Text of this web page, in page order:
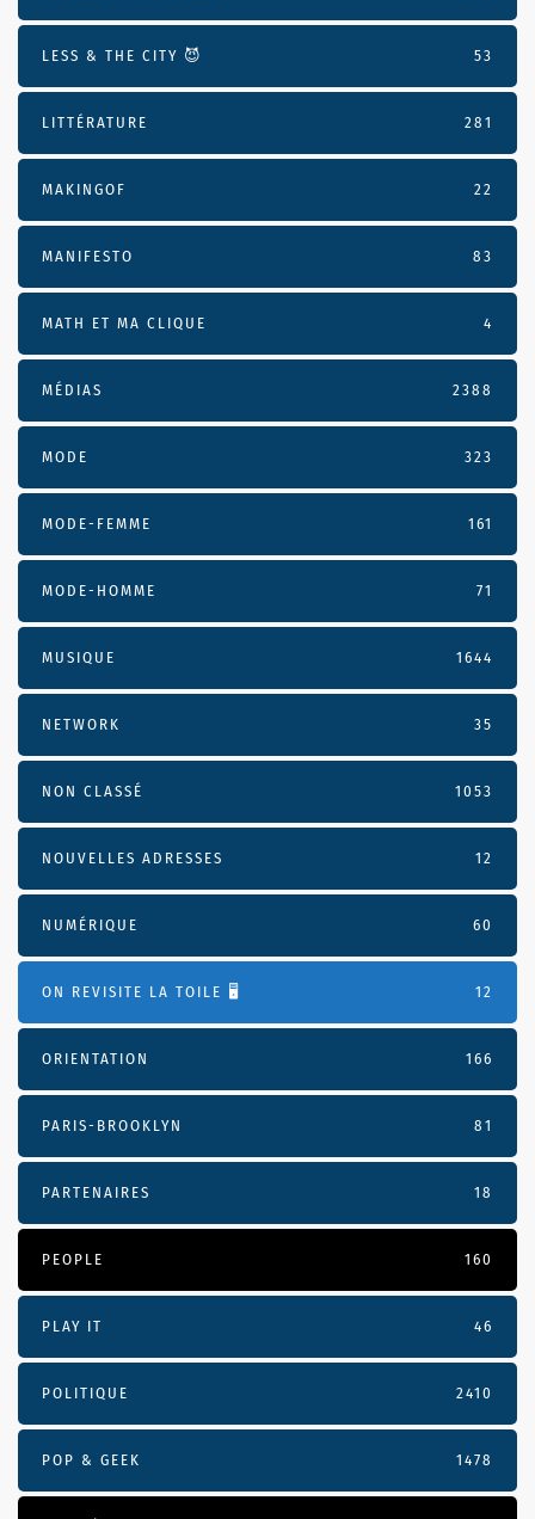
LESS & THE CITY 😈 53
LITTÉRATURE 281
MAKINGOF 22
MANIFESTO 83
MATH ET MA CLIQUE 4
MÉDIAS 2388
MODE 323
MODE-FEMME 161
MODE-HOMME 71
MUSIQUE 1644
NETWORK 35
NON CLASSÉ 1053
NOUVELLES ADRESSES 12
NUMÉRIQUE 60
ON REVISITE LA TOILE 🖥️ 12
ORIENTATION 166
PARIS-BROOKLYN 81
PARTENAIRES 18
PEOPLE 160
PLAY IT 46
POLITIQUE 2410
POP & GEEK 1478